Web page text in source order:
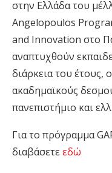
στην Ελλάδα του
Angelopoulos
and Innovation στο
αναπτυχθούν
διάρκεια του έτους,
ακαδημαϊκούς
πανεπιστήμιο και
Για το πρόγραμμα
διαβάσετεεδώ